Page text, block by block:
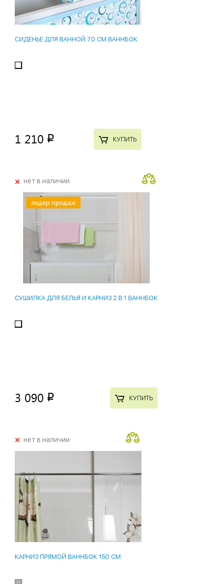
СИДЕНЬЕ ДЛЯ ВАННОЙ 70 СМ ВАННБОК
1 210 p КУПИТЬ
+нет в наличии
лидер продаж
СУШИЛКА ДЛЯ БЕЛЬЯ И КАРНИЗ 2 В 1 ВАННБОК
3 090 p КУПИТЬ
+нет в наличии
КАРНИЗ ПРЯМОЙ ВАННБОК 150 СМ